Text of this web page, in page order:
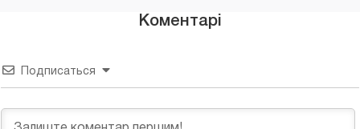
Коментарі
Подписаться